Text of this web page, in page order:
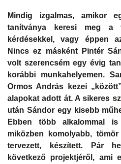
Mindig izgalmas, amikor
tanítványa keresi meg a
kérdésekkel, vagy éppen
Nincs ez másként Pintér
volt szerencsém egy évig
korábbi munkahelyemen.
Ormos András kezei
alapokat adott át. A sikeres
után Sándor egy kisebb
Ebben több alkalommal
miközben komolyabb,
tervezett, készített. Pár
következő projektjéről, ami